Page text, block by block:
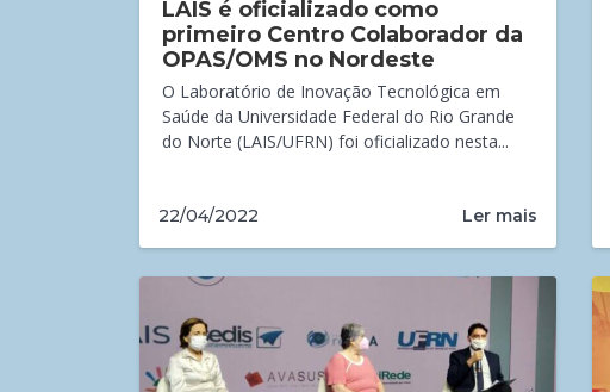
LAIS é oficializado como
primeiro Centro Colaborador da
OPAS/OMS no Nordeste
O Laboratório de Inovação Tecnológica em
Saúde da Universidade Federal do Rio Grande
do Norte (LAIS/UFRN) foi oficializado nesta...
22/04/2022 Ler mais